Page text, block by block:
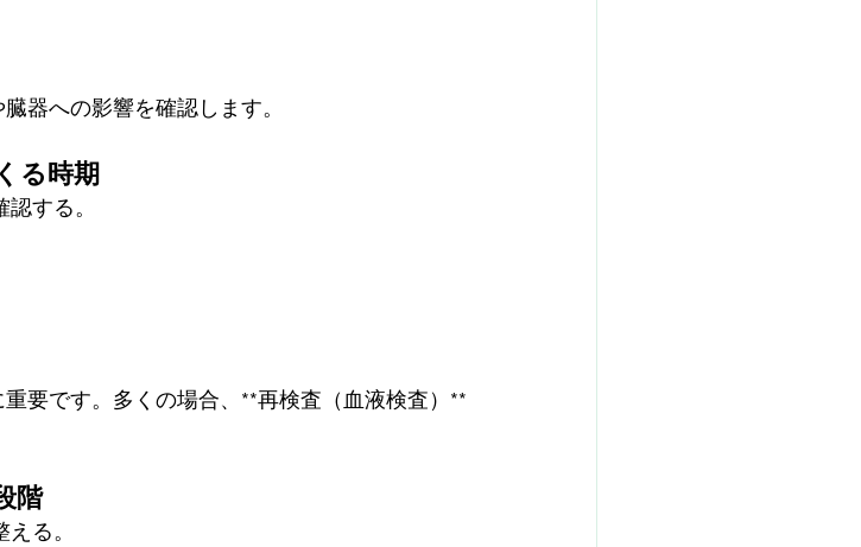
器への影響を確認します。
る時期
する。
重要です。多くの場合、**再検査（血液検査）**
階
る。